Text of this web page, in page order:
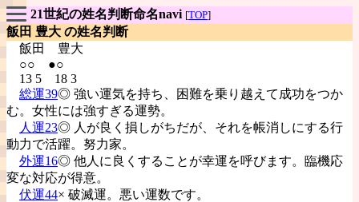
21世紀の姓名判断命名navi [TOP]
飯田 豊大 の姓名判断
飯田 豊大
○○ ●○
13 5 18 3
総運39◎ 強い運気を持ち、困難を乗り越えて成功をつか
む。女性には強すぎる運勢。
人運23◎ 人が良く損しがちだが、それを帳消しにする行
動力で活躍。努力家。
外運16◎ 他人に良くすることが幸運を呼びます。臨機応
変な対応が得意。
伏運44× 破滅運。悪い運数です。